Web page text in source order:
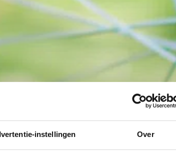
instellingen Over